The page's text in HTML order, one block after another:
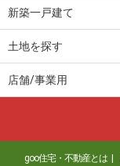
新築一戸建て
土地を探す
店舗/事業用
goo住宅・不動産とは